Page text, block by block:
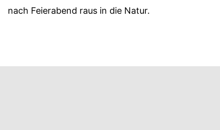
nach Feierabend raus in die Natur.